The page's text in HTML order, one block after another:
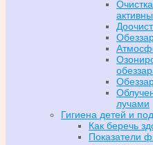
лучами
Гигиена детей и
Как беречь
Показатели